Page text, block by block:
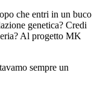
che entri in un buco
genetica? Credi
Al progetto MK
sempre un